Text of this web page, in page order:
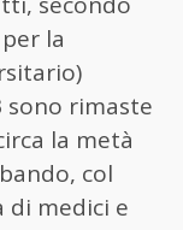
la
sono rimaste
la metà
col
di medici e